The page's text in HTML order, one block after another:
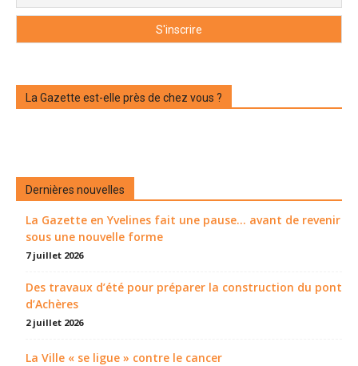
La Gazette est-elle près de chez vous ?
Dernières nouvelles
La Gazette en Yvelines fait une pause... avant de revenir
sous une nouvelle forme
7 juillet 2026
Des travaux d’été pour préparer la construction du pont
d’Achères
2 juillet 2026
La Ville « se ligue » contre le cancer